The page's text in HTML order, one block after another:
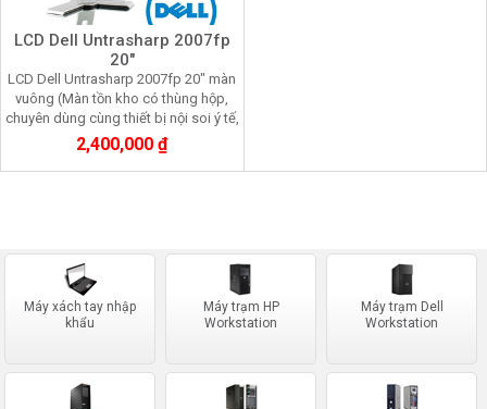
LCD Dell Untrasharp 2007fp
20"
LCD Dell Untrasharp 2007fp 20" màn
vuông (Màn tồn kho có thùng hộp,
chuyên dùng cùng thiết bị nội soi ý tế,
xử lý đồ họa)
2,400,000 ₫
Máy xách tay nhập
khẩu
Máy trạm HP
Workstation
Máy trạm Dell
Workstation